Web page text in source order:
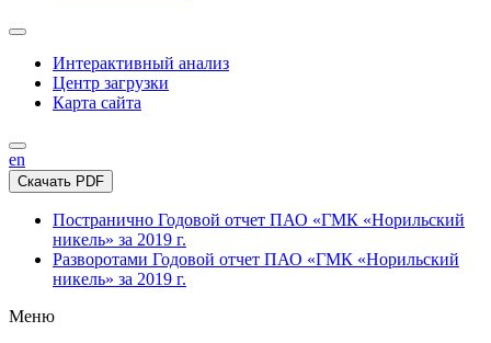
Интерактивный анализ
Центр загрузки
Карта сайта
en
Скачать PDF
Постранично Годовой отчет ПАО «ГМК «Норильский
никель» за 2019 г.
Разворотами Годовой отчет ПАО «ГМК «Норильский
никель» за 2019 г.
Меню